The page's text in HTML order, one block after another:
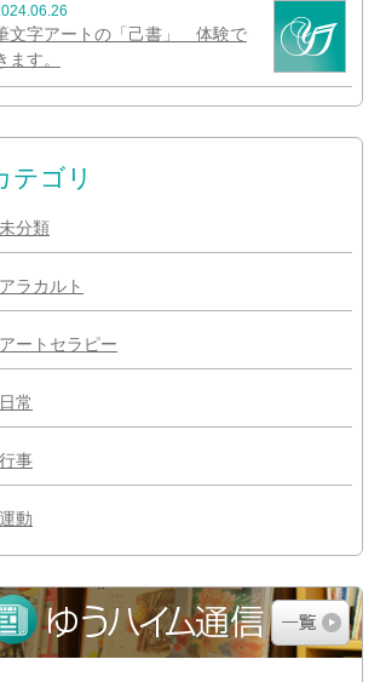
文字アートの「己書」 体験で
ます。
テゴリ
未分類
アラカルト
アートセラピー
日常
行事
運動